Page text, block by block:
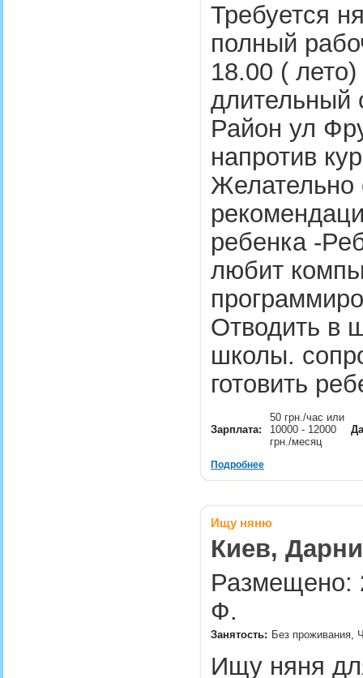
Требуется
полный
18.00 (
длительный
Район ул
напротив
Желательно
ребенка -
любит
Отводить в
школы.
готовить
Зарплата:
50 грн./час или
10000 - 12000
грн./месяц
Подробнее
Ищу няню
Киев,
Размещено:
Ф.
Занятость: Без проживания,
Ищу няня